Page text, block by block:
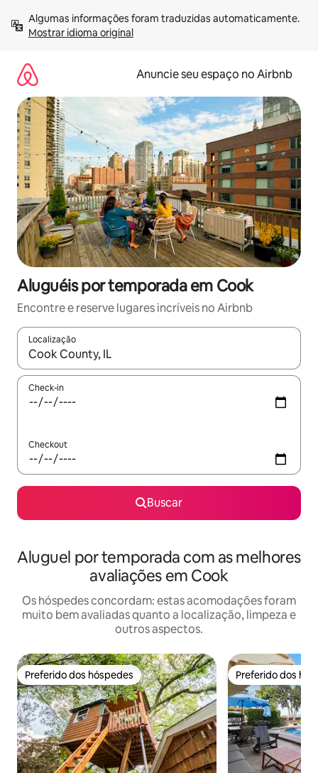
para
Mostrar idioma original
Anuncie seu espaço no Airbnb
Aluguéis por temporada em Cook
Encontre e reserve lugares incríveis no Airbnb
Localização
Quando os resultados estiverem disponíveis, explore-os
Check-in
Checkout
Buscar
Aluguel por temporada com as melhores
avaliações em Cook
Os hóspedes concordam: estas acomodações foram
muito bem avaliadas quanto a localização, limpeza e
outros aspectos.
Preferido dos hóspedes
Preferido dos hóspedes Preferido dos
Preferido dos